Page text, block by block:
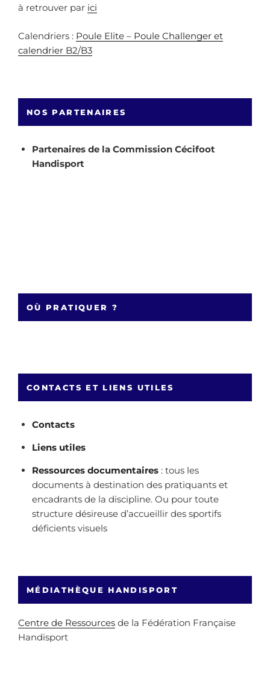
à retrouver par ici
Calendriers : Poule Elite – Poule Challenger et
calendrier B2/B3
NOS PARTENAIRES
Partenaires de la Commission Cécifoot
Handisport
OÙ PRATIQUER ?
CONTACTS ET LIENS UTILES
Contacts
Liens utiles
Ressources documentaires : tous les
documents à destination des pratiquants et
encadrants de la discipline. Ou pour toute
structure désireuse d’accueillir des sportifs
déficients visuels
MÉDIATHÈQUE HANDISPORT
Centre de Ressources de la Fédération Française
Handisport